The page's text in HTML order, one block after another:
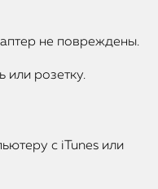
не повреждены.
или розетку.
с iTunes или